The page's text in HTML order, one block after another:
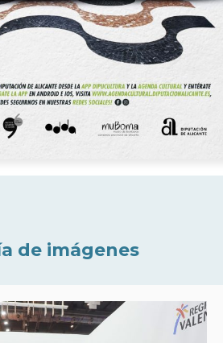
de imágenes